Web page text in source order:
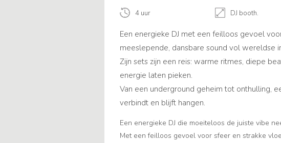
4 uur DJ booth.
Een energieke DJ met een feilloos gevoel
meeslepende, dansbare sound vol wereldse
Zijn sets zijn een reis: warme ritmes, diepe
energie laten pieken.
Van een underground geheim tot onthulling,
verbindt en blijft hangen.
Een energieke DJ die moeiteloos de juiste vibe
Met een feilloos gevoel voor sfeer en strakke